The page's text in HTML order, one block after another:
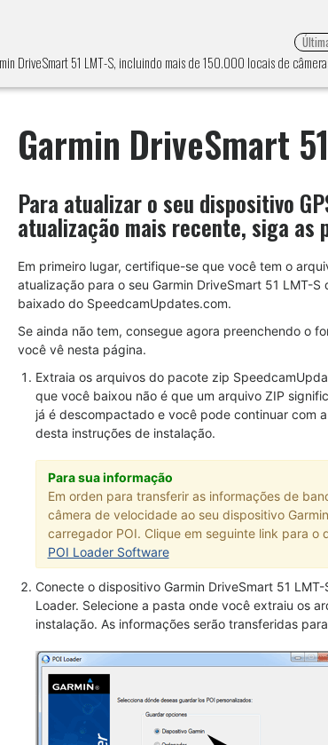
DriveSmart 51 LMT-S, incluindo mais de 150.000 locais de
Garmin DriveSmart
Para atualizar o seu dispositivo
atualização mais recente, siga as
Em primeiro lugar, certifique-se que você tem o
atualização para o seu Garmin DriveSmart 51 LMT-S
baixado do SpeedcamUpdates.com.
Se ainda não tem, consegue agora preenchendo o
você vê nesta página.
Extraia os arquivos do pacote zip
que você baixou não é que um arquivo ZIP
já é descompactado e você pode continuar com
desta instruções de instalação.
Para sua informação
Em orden para transferir as informações de
câmera de velocidade ao seu dispositivo
carregador POI. Clique em seguinte link para o
POI Loader Software
Conecte o dispositivo Garmin DriveSmart 51
Loader. Selecione a pasta onde você extraiu os
instalação. As informações serão transferidas